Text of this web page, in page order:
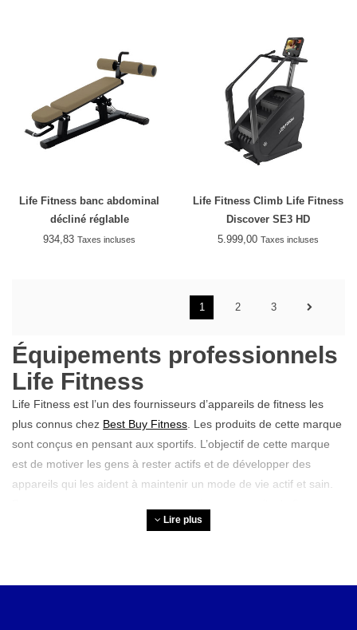
Life Fitness banc abdominal
décliné réglable
934,83 Taxes incluses
Life Fitness Climb Life Fitness
Discover SE3 HD
5.999,00 Taxes incluses
1 2 3
Équipements professionnels
Life Fitness
Life Fitness est l’un des fournisseurs d’appareils de fitness les
plus connus chez Best Buy Fitness . Les produits de cette marque
sont conçus en pensant aux sportifs. L’objectif de cette marque
est de motiver les gens à rester actifs et de développer des
appareils qui les aident à maintenir un mode de vie actif et sain.
Life Fitness destinés aussi bien à la musculation qu’à
Pourquoi choisir les
Lire plus